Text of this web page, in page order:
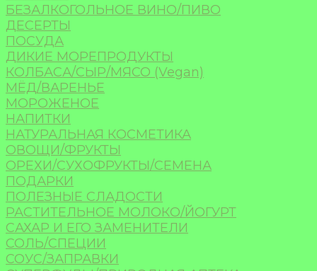
БЕЗАЛКОГОЛЬНОЕ ВИНО/ПИВО
ДЕСЕРТЫ
ПОСУДА
ДИКИЕ МОРЕПРОДУКТЫ
КОЛБАСА/СЫР/МЯСО (Vegan)
МЁД/ВАРЕНЬЕ
МОРОЖЕНОЕ
НАПИТКИ
НАТУРАЛЬНАЯ КОСМЕТИКА
ОВОЩИ/ФРУКТЫ
ОРЕХИ/СУХОФРУКТЫ/СЕМЕНА
ПОДАРКИ
ПОЛЕЗНЫЕ СЛАДОСТИ
РАСТИТЕЛЬНОЕ МОЛОКО/ЙОГУРТ
САХАР И ЕГО ЗАМЕНИТЕЛИ
СОЛЬ/СПЕЦИИ
СОУС/ЗАПРАВКИ